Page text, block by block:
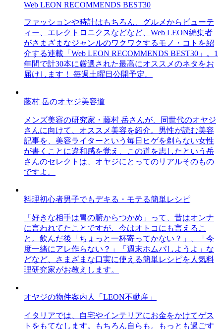
Web LEON RECOMMENDS BEST30
ファッションや時計はもちろん、グルメからビューテ
ィー、エレクトロニクスなどなど、Web LEON編集者
がさまざまなジャンルのワクワクするモノ・コトを紹
介する連載「Web LEON RECOMMENDS BEST30」。1
年間で計30本に厳選された最高にオススメのネタをお
届けします！ 毎週土曜日公開予定。
藤村 岳のオヤジ美容道
メンズ美容の研究家・藤村 岳さんが、同世代のオヤジ
さんに向けて、オススメ美容を紹介。男性が読む美容
記事を、美容ライターという毎日ヒゲを剃らない女性
が書くことに違和感を覚え、この道を志したという岳
さんのセレクトは、オヤジにとってのリアルそのもの
ですよ。
料理初心者男子でもデキる・モテる簡単レシピ
「好きな相手は胃の腑からつかめ」って、昔はオンナ
に言われてたことですが、今はオトコにも言えるこ
と。飲んだ後「ちょっと一杯寄ってかない？」、「今
度一緒にアレ作らない？」「週末ホムパしようよ」な
どなど、さまざまな口実に使える簡単レシピを人気料
理研究家がお教えします。
オヤジの物件案内人「LEON不動産」
イタリアでは、自宅やインテリアにお金をかけてゲス
トをもてなします。もちろん自らも。もっとも過ごす